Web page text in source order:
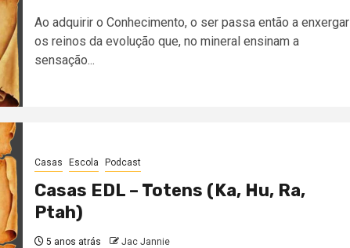
Ao adquirir o Conhecimento, o ser passa então a enxergar
os reinos da evolução que, no mineral ensinam a
sensação...
Casas Escola Podcast
Casas EDL – Totens (Ka, Hu, Ra,
Ptah)
5 anos atrás Jac Jannie